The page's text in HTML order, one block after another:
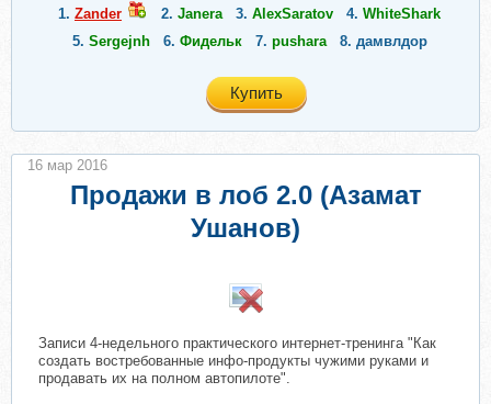
1. Zander 2. Janera 3. AlexSaratov 4. WhiteShark
5. Sergejnh 6. Фидельк 7. pushara 8. дамвлдор
Купить
Продажи в лоб 2.0 (Азамат
Ушанов)
Записи 4-недельного практического интернет-тренинга "Как
создать востребованные инфо-продукты чужими руками и
продавать их на полном автопилоте".
16 мар 2016